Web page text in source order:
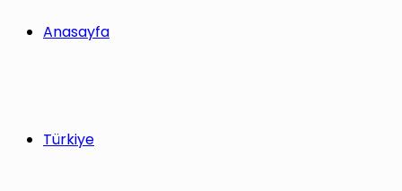
Anasayfa
Türkiye